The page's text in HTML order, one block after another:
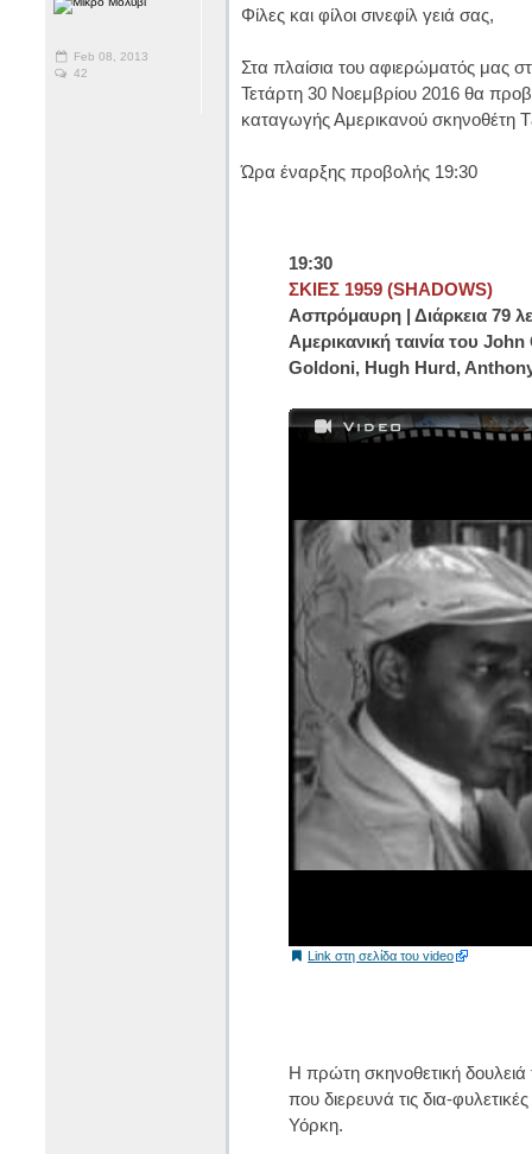
Feb 08, 2013
42
Φίλες και φίλοι σινεφίλ γειά σας,
Στα πλαίσια του αφιερώματός μας
Τετάρτη 30 Νοεμβρίου 2016 θα
καταγωγής Αμερικανού σκηνοθέτη
Ώρα έναρξης προβολής 19:30
19:30
ΣΚΙΕΣ 1959 (SHADOWS)
Ασπρόμαυρη | Διάρκεια 79
Αμερικανική ταινία του
Goldoni, Hugh Hurd,
Link στη σελίδα του video
Η πρώτη σκηνοθετική
που διερευνά τις δια-
Υόρκη.